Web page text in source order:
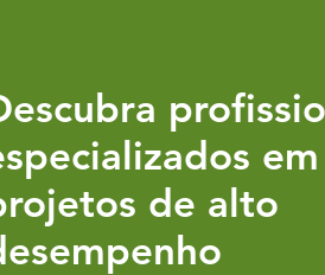
em
de alto